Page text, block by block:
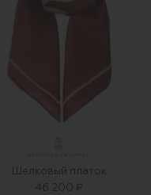
Шелковый платок
46 200 ₽